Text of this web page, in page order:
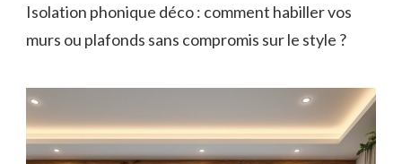
Isolation phonique déco : comment habiller vos
murs ou plafonds sans compromis sur le style ?